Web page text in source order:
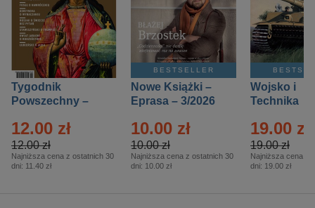
Tygodnik
Powszechny –
12.00 zł
12.00 zł
Najniższa cena z ostatnich 30
dni: 11.40 zł
BESTSELLER
Nowe Książki –
Eprasa – 3/2026
10.00 zł
10.00 zł
Najniższa cena z ostatnich 30
dni: 10.00 zł
Wojsko i
Technika
– 2/2026
19.00 zł
19.00 zł
Najniższa cena z
dni: 19.00 zł